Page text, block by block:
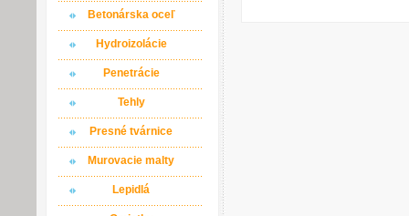
Betonárska oceľ
Hydroizolácie
Penetrácie
Tehly
Presné tvárnice
Murovacie malty
Lepidlá